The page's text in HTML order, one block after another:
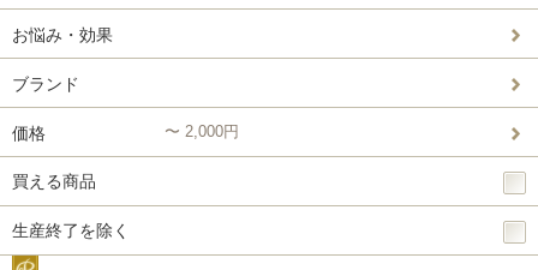
お悩み・効果
ブランド
価格 〜 2,000円
買える商品
生産終了を除く